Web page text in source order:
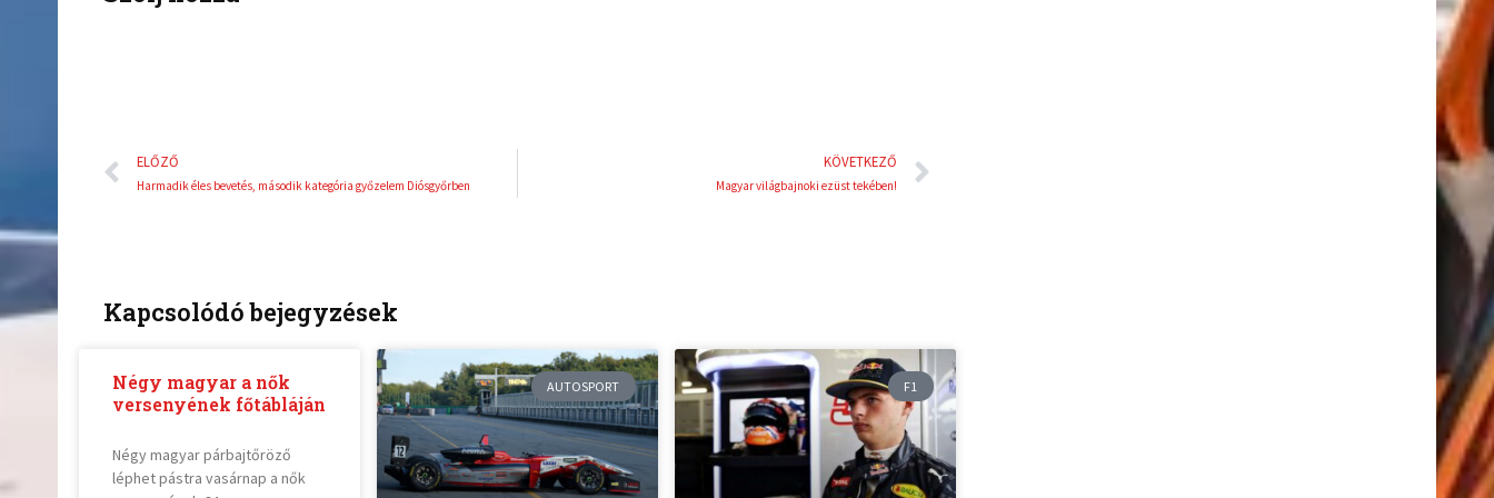
o
Előző
ELŐZŐ
Harmadik éles bevetés, második kategória győzelem Diósgyőrben
KÖVETKEZŐ
Magyar világbajnoki ezüst tekében!
Kapcsolódó bejegyzések
Négy magyar a nők
versenyének főtábláján
Négy magyar párbajtőröző
léphet pástra vasárnap a nők
AUTOSPORT F1